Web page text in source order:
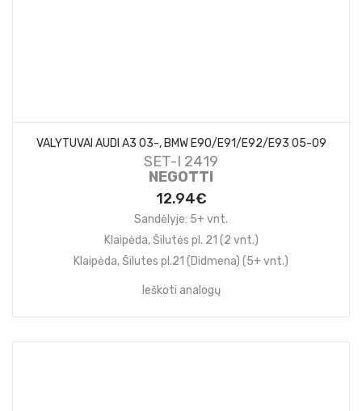
VALYTUVAI AUDI A3 03-, BMW E90/E91/E92/E93 05-09
SET-I 2419
NEGOTTI
12.94€
Sandėlyje: 5+ vnt.
Klaipėda, Šilutės pl. 21 (2 vnt.)
Klaipėda, Šilutes pl.21 (Didmena) (5+ vnt.)
Ieškoti analogų